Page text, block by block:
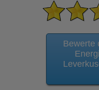
Bewerte